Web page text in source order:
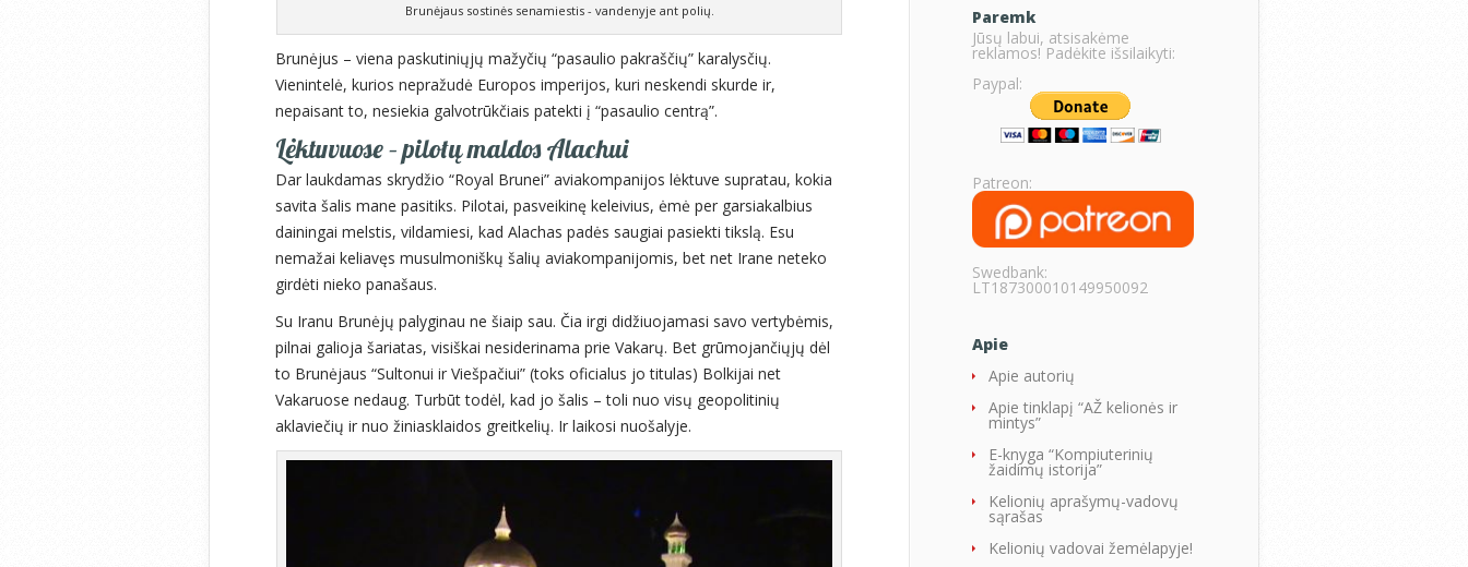
Brunėjaus sostinės senamiestis - vandenyje ant polių.
Brunėjus – viena paskutiniųjų mažyčių “pasaulio pakraščių” karalysčių.
Vienintelė, kurios nepražudė Europos imperijos, kuri neskendi skurde ir,
nepaisant to, nesiekia galvotrūkčiais patekti į “pasaulio centrą”.
Lėktuvuose – pilotų maldos Alachui
Dar laukdamas skrydžio “Royal Brunei” aviakompanijos lėktuve supratau, kokia
savita šalis mane pasitiks. Pilotai, pasveikinę keleivius, ėmė per garsiakalbius
dainingai melstis, vildamiesi, kad Alachas padės saugiai pasiekti tikslą. Esu
nemažai keliavęs musulmoniškų šalių aviakompanijomis, bet net Irane neteko
girdėti nieko panašaus.
Su Iranu Brunėjų palyginau ne šiaip sau. Čia irgi didžiuojamasi savo vertybėmis,
pilnai galioja šariatas, visiškai nesiderinama prie Vakarų. Bet grūmojančiųjų dėl
to Brunėjaus “Sultonui ir Viešpačiui” (toks oficialus jo titulas) Bolkijai net
Vakaruose nedaug. Turbūt todėl, kad jo šalis – toli nuo visų geopolitinių
aklaviečių ir nuo žiniasklaidos greitkelių. Ir laikosi nuošalyje.
Paremk
Jūsų labui, atsisakėme
reklamos! Padėkite išsilaikyti:
Paypal:
Patreon:
Swedbank:
LT187300010149950092
Apie
Apie autorių
Apie tinklapį “AŽ kelionės ir
mintys”
E-knyga “Kompiuterinių
žaidimų istorija”
Kelionių aprašymų-vadovų
sąrašas
Kelionių vadovai žemėlapyje!